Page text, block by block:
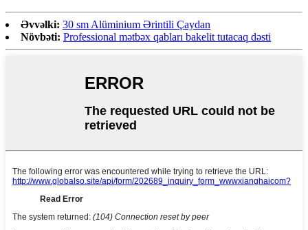
Əvvəlki: 30 sm Alüminium Ərintili Çaydan
Növbəti: Professional mətbəx qabları bakelit tutacaq dəsti